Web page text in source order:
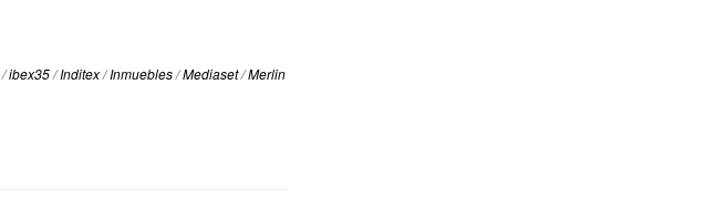
/ibex35/Inditex/Inmuebles/Mediaset/Merlin